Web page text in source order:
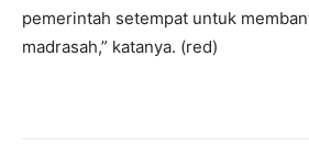
pemerintah setempat untuk
madrasah,” katanya. (red)